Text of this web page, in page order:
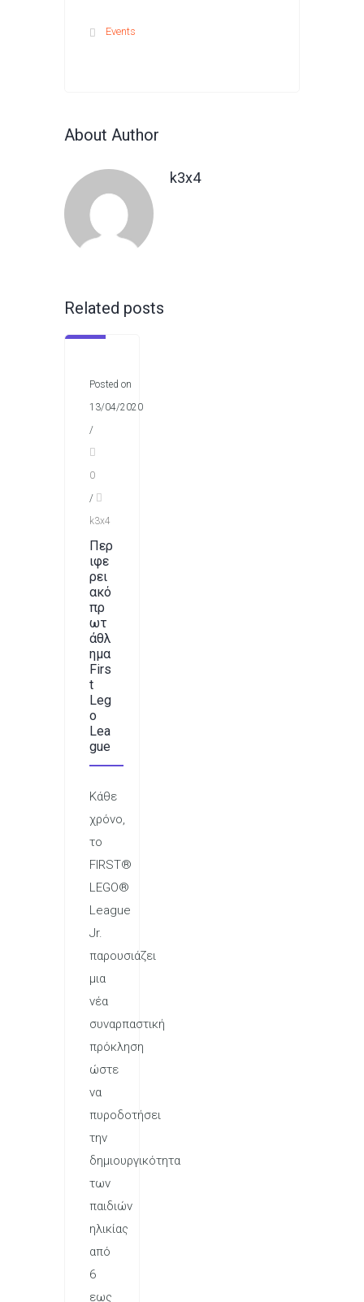
Events
About Author
k3x4
Related posts
Posted on
13/04/2020
/
0
/
k3x4
Περ
ιφε
ρει
ακό
πρ
ωτ
άθλ
ημα
Firs
t
Leg
o
Lea
gue
Κάθε
χρόνο,
το
FIRST®
LEGO®
League
Jr.
παρουσιάζει
μια
νέα
συναρπαστική
πρόκληση
ώστε
να
πυροδοτήσει
την
δημιουργικότητα
των
παιδιών
ηλικίας
από
6
εως